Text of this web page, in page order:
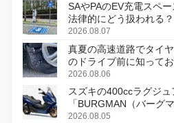
SAやPAのEV充電スペ
法律的にどう扱われる？
2026.08.07
真夏の高速道路でタイ
のドライブ前に知って
2026.08.06
スズキの400ccラグジ
「BURGMAN（バーグ
変更し、8月18日に発売
2026.08.05